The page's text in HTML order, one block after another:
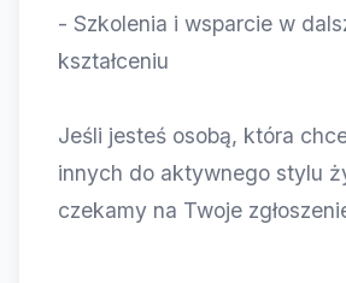
- Szkolenia i wsparcie w
kształceniu
Jeśli jesteś osobą, która
innych do aktywnego stylu
czekamy na Twoje